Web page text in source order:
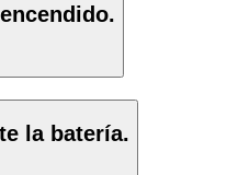
la batería.